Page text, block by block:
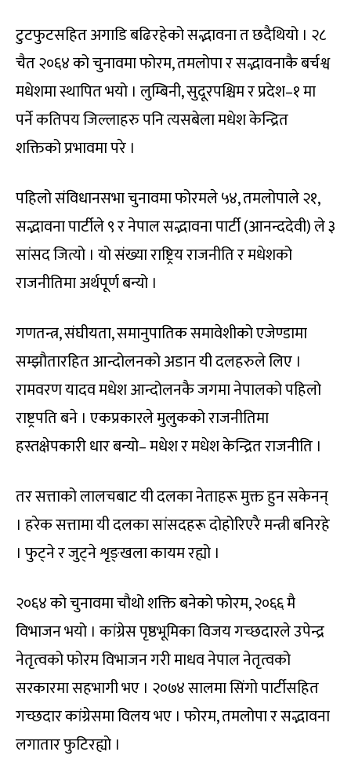
टुटफुटसहित अगाडि बढिरहेको सद्भावना त छदैथियो । २८
चैत २०६४ को चुनावमा फोरम, तमलोपा र सद्भावनाकै बर्चश्व
मधेशमा स्थापित भयो । लुम्बिनी, सुदूरपश्चिम र प्रदेश–१ मा
पर्ने कतिपय जिल्लाहरु पनि त्यसबेला मधेश केन्द्रित
शक्तिको प्रभावमा परे ।
पहिलो संविधानसभा चुनावमा फोरमले ५४, तमलोपाले २१,
सद्भावना पार्टीले ९ र नेपाल सद्भावना पार्टी (आनन्ददेवी) ले ३
सांसद जित्यो । यो संख्या राष्ट्रिय राजनीति र मधेशको
राजनीतिमा अर्थपूर्ण बन्यो ।
गणतन्त्र, संघीयता, समानुपातिक समावेशीको एजेण्डामा
सम्झौतारहित आन्दोलनको अडान यी दलहरुले लिए ।
रामवरण यादव मधेश आन्दोलनकै जगमा नेपालको पहिलो
राष्ट्रपति बने । एकप्रकारले मुलुकको राजनीतिमा
हस्तक्षेपकारी धार बन्यो– मधेश र मधेश केन्द्रित राजनीति ।
तर सत्ताको लालचबाट यी दलका नेताहरू मुक्त हुन सकेनन्
। हरेक सत्तामा यी दलका सांसदहरू दोहोरिएरै मन्त्री बनिरहे
। फुट्ने र जुट्ने शृङ्खला कायम रह्यो ।
२०६४ को चुनावमा चौथो शक्ति बनेको फोरम, २०६६ मै
विभाजन भयो । कांग्रेस पृष्ठभूमिका विजय गच्छदारले उपेन्द्र
नेतृत्वको फोरम विभाजन गरी माधव नेपाल नेतृत्वको
सरकारमा सहभागी भए । २०७४ सालमा सिंगो पार्टीसहित
गच्छदार कांग्रेसमा विलय भए । फोरम, तमलोपा र सद्भावना
लगातार फुटिरह्यो ।